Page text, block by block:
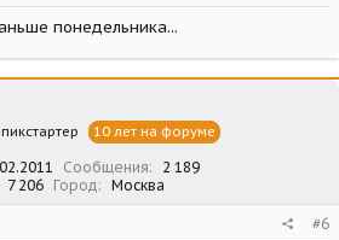
понедельника...
10 лет на форуме
Сообщения
2 189
7 206 Город Москва
#6